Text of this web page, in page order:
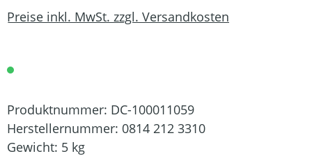
Preise inkl. MwSt. zzgl. Versandkosten
Produktnummer: DC-100011059
Herstellernummer: 0814 212 3310
Gewicht: 5 kg